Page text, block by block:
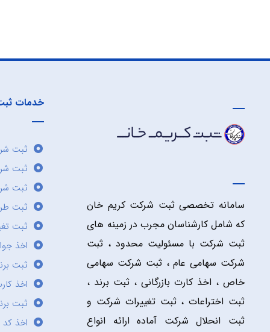
سامانه تخصصی ثبت شرکت کریم خان
که شامل کارشناسان مجرب در زمینه های
ثبت شرکت با مسئولیت محدود ، ثبت
شرکت سهامی عام ، ثبت شرکت سهامی
خاص ، اخذ کارت بازرگانی ، ثبت برند ،
ثبت اختراعات ، ثبت تغییرات شرکت و
ثبت انحلال شرکت آماده ارائه انواع
خدمات
ثبت
ثبت
ثبت
ثبت
ثبت
اخذ
ثبت
اخذ
ثبت
اخذ کد